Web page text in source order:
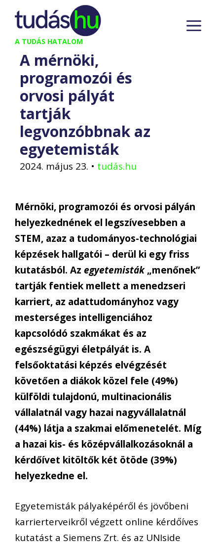
Kilépés
tartalomba
A TUDÁS HATALOM
A mérnöki,
programozói és
orvosi pályát
tartják
legvonzóbbnak az
egyetemisták
2024. május 23. • tudás.hu
Mérnöki, programozói és orvosi pályán
helyezkednének el legszívesebben a
STEM, azaz a tudományos-technológiai
képzések hallgatói – derül ki egy friss
kutatásból. Az egyetemisták„menőnek”
tartják fentiek mellett a menedzseri
karriert, az adattudományhoz vagy
mesterséges intelligenciához
kapcsolódó szakmákat és az
egészségügyi életpályát is. A
felsőoktatási képzés elvégzését
követően a diákok közel fele (49%)
külföldi tulajdonú, multinacionális
vállalatnál vagy hazai nagyvállalatnál
(44%) látja a szakmai előmenetelét. Míg
a hazai kis- és középvállalkozásoknál a
kérdőívet kitöltők két ötöde (39%)
helyezkedne el.
Egyetemisták pályaképéről és jövőbeni
karrierterveikről végzett online kérdőíves
kutatást a Siemens Zrt. és az UNIside